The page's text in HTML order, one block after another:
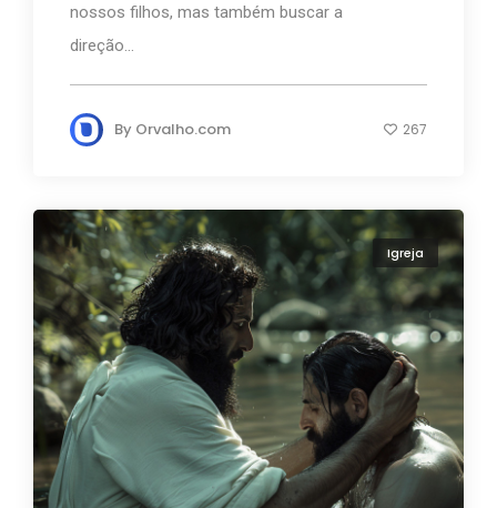
nossos filhos, mas também buscar a
direção...
By Orvalho.com 267
Igreja